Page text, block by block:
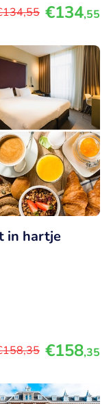
,55 €134,55
in hartje
,35 €158,35